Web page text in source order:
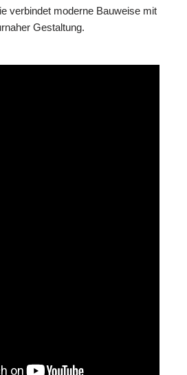
verbindet moderne Bauweise mit
Gestaltung.